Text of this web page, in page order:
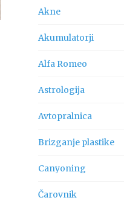
Akne
Akumulatorji
Alfa Romeo
Astrologija
Avtopralnica
Brizganje plastike
Canyoning
Čarovnik